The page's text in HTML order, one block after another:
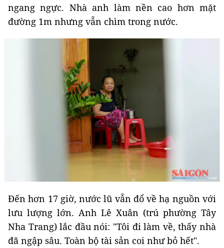
ngang ngực. Nhà anh làm nền cao hơn mặt
đường 1m nhưng vẫn chìm trong nước.
Đến hơn 17 giờ, nước lũ vẫn đổ về hạ nguồn với
lưu lượng lớn. Anh Lê Xuân (trú phường Tây
Nha Trang) lắc đầu nói: "Tôi đi làm về, thấy nhà
đã ngập sâu. Toàn bộ tài sản coi như bỏ hết".